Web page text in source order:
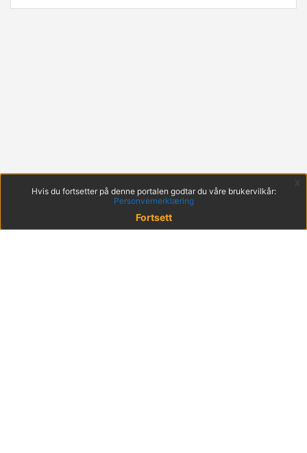
Hvis du fortsetter på denne portalen godtar du våre brukervilkår:
Personvernerklæring
Fortsett
x